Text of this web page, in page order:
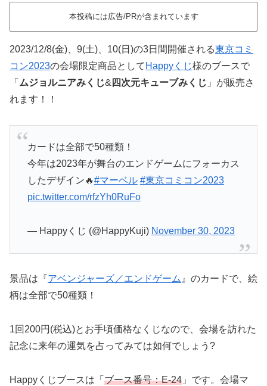
本投稿には広告/PRが含まれています
2023/12/8(金)、9(土)、10(日)の3日間開催される東京コミ
コン2023の会場限定商品として Happyくじ様のブースで
「 ムジョルニアみくじ& 四次元キューブみくじ 」が販売さ
れます！！
カードは全部で50種類！
今年は2023年が舞台のエンドゲームにフォーカス
したデザイン🔥#マーベル #東京コミコン2023
pic.twitter.com/rfzYh0RuFo
— Happyくじ (@HappyKuji) November 30, 2023
景品は『 アベンジャーズ／エンドゲーム』のカードで、絵
柄は全部で50種類！
1回200円(税込)とお手頃価格なくじなので、会場を訪れた
記念に来年の運気を占ってみては如何でしょう?
Happyくじブースは「 ブース番号：E-24 」です。会場マ